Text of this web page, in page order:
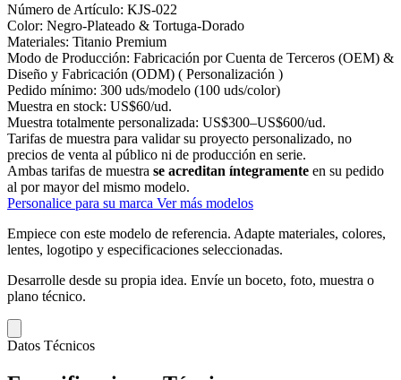
Número de Artículo: KJS-022
Color: Negro-Plateado & Tortuga-Dorado
Materiales: Titanio Premium
Modo de Producción: Fabricación por Cuenta de Terceros (OEM) &
Diseño y Fabricación (ODM) ( Personalización )
Pedido mínimo: 300 uds/modelo (100 uds/color)
Muestra en stock: US$60/ud.
Muestra totalmente personalizada: US$300–US$600/ud.
Tarifas de muestra para validar su proyecto personalizado, no
precios de venta al público ni de producción en serie.
Ambas tarifas de muestra se acreditan íntegramente en su pedido
al por mayor del mismo modelo.
Personalice para su marca Ver más modelos
Empiece con este modelo de referencia. Adapte materiales, colores,
lentes, logotipo y especificaciones seleccionadas.
Desarrolle desde su propia idea. Envíe un boceto, foto, muestra o
plano técnico.
Datos Técnicos